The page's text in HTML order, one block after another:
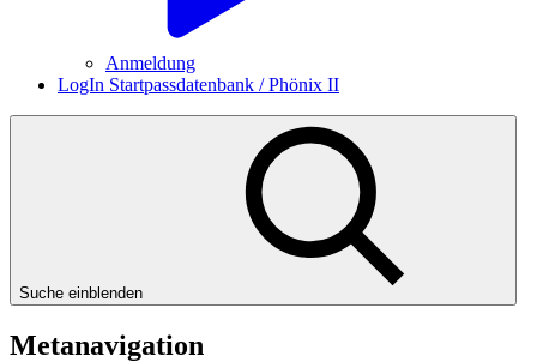
Anmeldung
LogIn Startpassdatenbank / Phönix II
Suche einblenden
Metanavigation